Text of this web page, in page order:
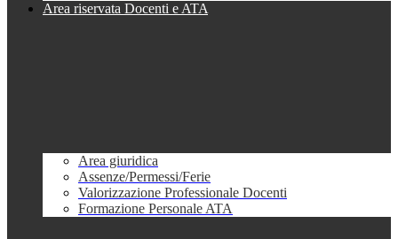
Area riservata Docenti e ATA
Area giuridica
Assenze/Permessi/Ferie
Valorizzazione Professionale Docenti
Formazione Personale ATA